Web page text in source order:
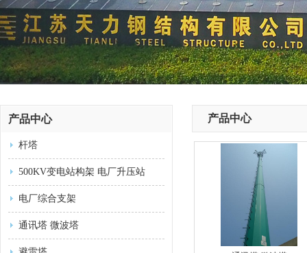
产品中心
杆塔
500KV变电站构架 电厂升压站
电厂综合支架
通讯塔 微波塔
产品中心